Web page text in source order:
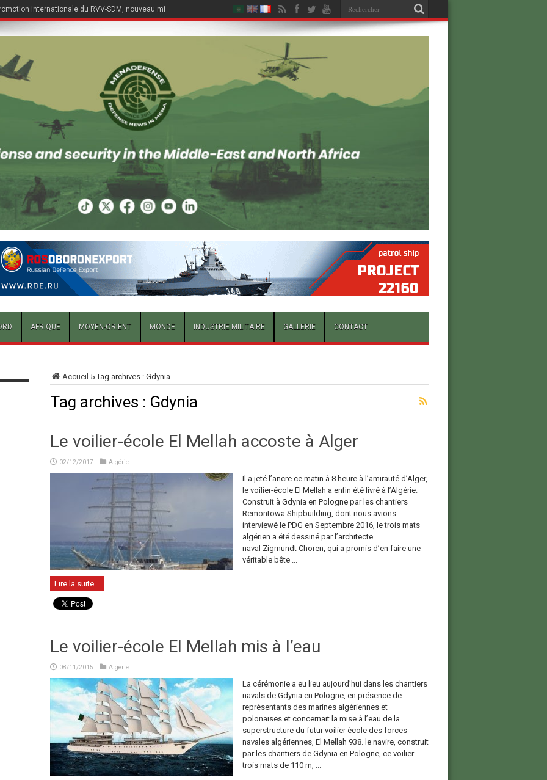
internationale du RVV-SDM, nouveau missile air-air du Su-57E
AFRIQUE MOYEN-ORIENT MONDE INDUSTRIE MILITAIRE GALLERIE CONTACT
Accueil 5Tag archives : Gdynia
Tag archives : Gdynia
Le voilier-école El Mellah accoste à Alger
02/12/2017 Algérie
Il a jeté l’ancre ce matin à 8 heure à l’amirauté d’Alger,
le voilier-école El Mellah a enfin été livré à l’Algérie.
Construit à Gdynia en Pologne par les chantiers
Remontowa Shipbuilding, dont nous avions
interviewé le PDG en Septembre 2016, le trois mats
algérien a été dessiné par l’architecte
naval Zigmundt Choren, qui a promis d’en faire une
véritable bête ...
Lire la suite...
Le voilier-école El Mellah mis à l’eau
08/11/2015 Algérie
La cérémonie a eu lieu aujourd’hui dans les chantiers
navals de Gdynia en Pologne, en présence de
représentants des marines algériennes et
polonaises et concernait la mise à l’eau de la
superstructure du futur voilier école des forces
navales algériennes, El Mellah 938. le navire, construit
par les chantiers de Gdynia en Pologne, ce voilier
trois mats de 110 m, ...